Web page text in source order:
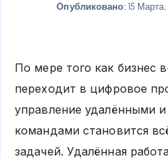
Опубликовано: 15
По мере того как бизнес
переходит в цифровое
управление удалёнными
командами становится
задачей. Удалённая